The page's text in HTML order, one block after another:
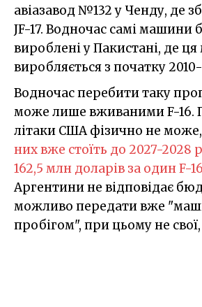
авіазавод №132 у Ченду, де
JF-17. Водночас самі машини
вироблені у Пакистані, де
виробляється з початку
Водночас перебити таку
може лише вживаними F-16.
літаки США фізично не
них вже стоїть до 2027-2028
162,5 млн доларів за один F-16
Аргентини не відповідає
можливо передати вже
пробігом", при цьому не свої,